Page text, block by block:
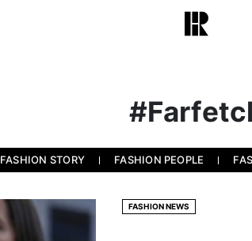
FASHION STORY FASHION PEOPLE
FASHION NEWS